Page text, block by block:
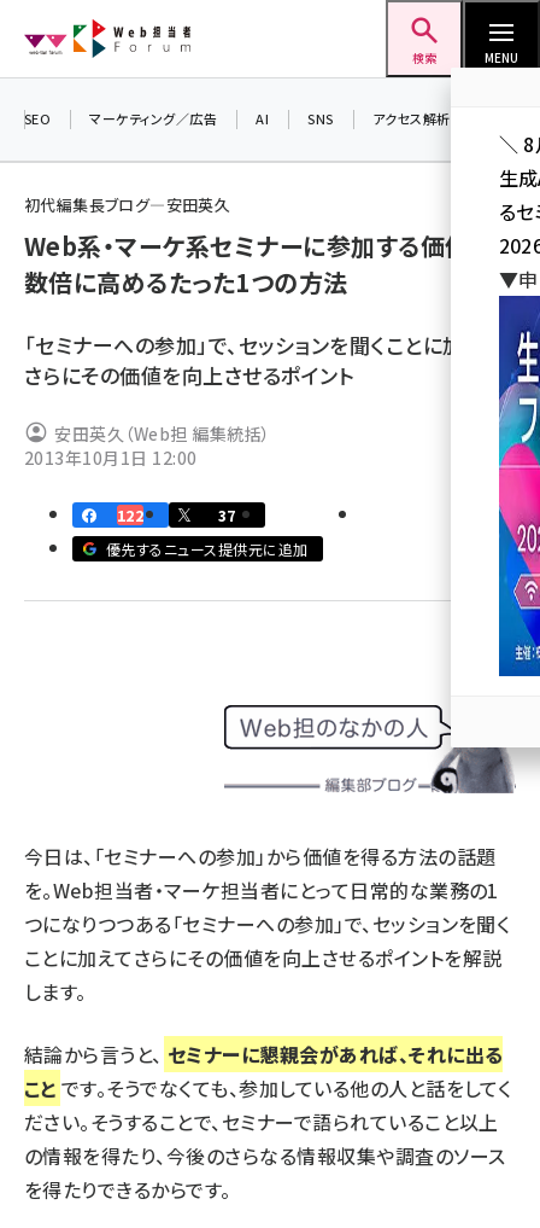
ン
検索 MENU
seo (3524)
youtube (2431)
セミナー (2306)
meo (1275)
SEO マーケティング／広告 AI SNS アクセス解析／データ分析
初代編集長ブログ―安田英久
Web系・マーケ系セミナーに参加する価値を
数倍に高めるたった1つの方法
「セミナーへの参加」で、セッションを聞くことに加えて
さらにその価値を向上させるポイント
安田英久（Web担 編集統括）
2013年10月1日 12:00
122
37
優先するニュース提供元に追加
今日は、「セミナーへの参加」から価値を得る方法の話題
を。Web担当者・マーケ担当者にとって日常的な業務の1
つになりつつある「セミナーへの参加」で、セッションを聞く
ことに加えてさらにその価値を向上させるポイントを解説
します。
結論から言うと、 セミナーに懇親会があれば、それに出る
こと です。そうでなくても、参加している他の人と話をしてく
ださい。そうすることで、セミナーで語られていること以上
の情報を得たり、今後のさらなる情報収集や調査のソース
を得たりできるからです。
＼ 8
生
る
▼申